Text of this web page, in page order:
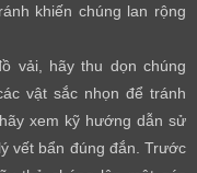
khiến chúng lan rộng
vải, hãy thu dọn chúng
vật sắc nhọn để tránh
xem kỹ hướng dẫn sử
vết bẩn đúng đắn. Trước